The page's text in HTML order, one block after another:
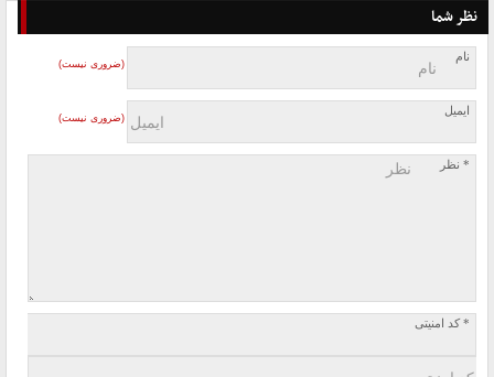
نظر شما
نام
(ضروری نیست)
ایمیل
(ضروری نیست)
* نظر
* کد امنیتی